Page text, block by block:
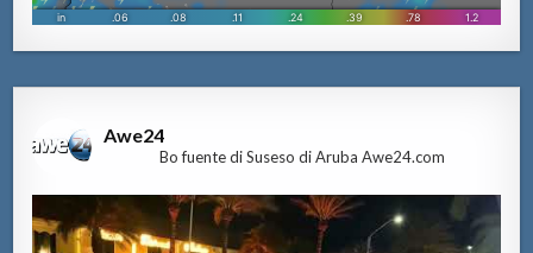
Awe24
Bo fuente di Suseso di Aruba Awe24.com